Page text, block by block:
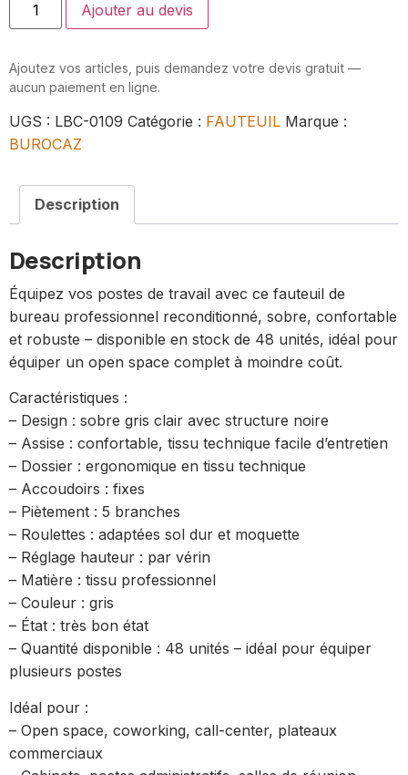
Ajouter au devis
Ajoutez vos articles, puis demandez votre devis gratuit —
aucun paiement en ligne.
UGS : LBC-0109 Catégorie : FAUTEUIL Marque :
BUROCAZ
Description
Description
Équipez vos postes de travail avec ce fauteuil de
bureau professionnel reconditionné, sobre, confortable
et robuste – disponible en stock de 48 unités, idéal pour
équiper un open space complet à moindre coût.
Caractéristiques :
– Design : sobre gris clair avec structure noire
– Assise : confortable, tissu technique facile d’entretien
– Dossier : ergonomique en tissu technique
– Accoudoirs : fixes
– Piètement : 5 branches
– Roulettes : adaptées sol dur et moquette
– Réglage hauteur : par vérin
– Matière : tissu professionnel
– Couleur : gris
– État : très bon état
– Quantité disponible : 48 unités – idéal pour équiper
plusieurs postes
Idéal pour :
– Open space, coworking, call-center, plateaux
commerciaux